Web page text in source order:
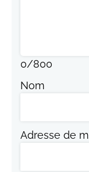
0/800
Nom
Adresse de